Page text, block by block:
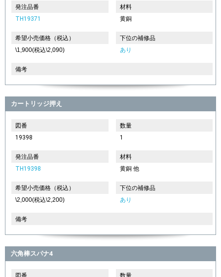
発注品番
TH19371
材料
黄銅
希望小売価格（税込）
\1,900(税込\2,090)
下位の補修品
あり
備考
カートリッジ押え
図番
19398
数量
1
発注品番
TH19398
材料
黄銅 他
希望小売価格（税込）
\2,000(税込\2,200)
下位の補修品
あり
備考
六角棒スパナ4
図番
数量